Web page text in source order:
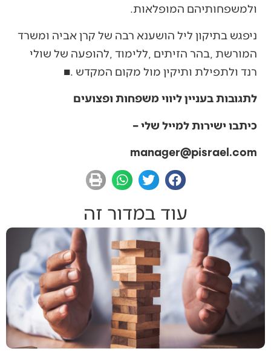
‬ולמשפחותיהם‭ ‬המופלאות‭.‬
‬רנד‭ ‬ולתפילת‭ ‬ותיקין‭ ‬מול‭ ‬מקום‭ ‬המקדש‭. ‬■
לתגובות בעניין ליווי משפחות ופצועים
כיתבו ישירות למייל שלי –
manager@pisrael.com
עוד במדור זה